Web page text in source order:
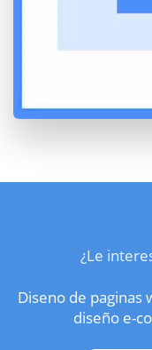
¿Le
Diseno de paginas
diseño e-